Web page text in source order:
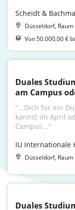
Scheidt &
Düsseldorf, Raum
Von 50.000,00 €
Duales
am Campus
"...Dich für ein
kannst im April
Campus..."
IU Internationale
Düsseldorf, Raum
Duales